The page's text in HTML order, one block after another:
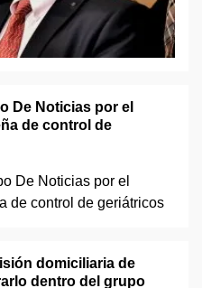
De Noticias por el
de control de
domiciliaria de
dentro del grupo